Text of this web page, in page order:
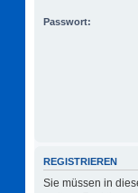
Passwort:
REGISTRIEREN
Sie müssen in